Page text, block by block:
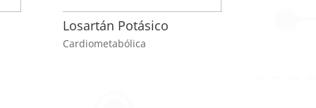
Losartán Potásico
Cardiometabólica